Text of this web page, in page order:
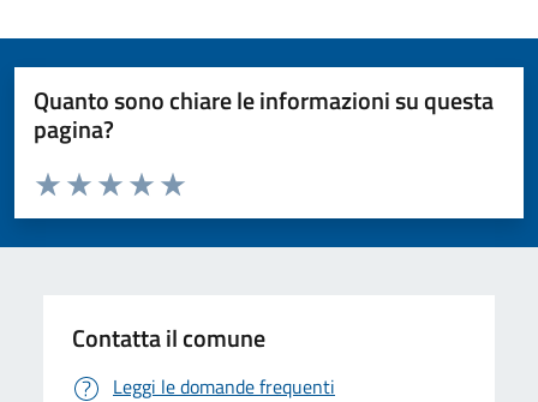
Quanto sono chiare le informazioni su questa
pagina?
Valuta da 1 a 5 stelle la pagina
Valuta 5 stelle su 5
Valuta 4 stelle su 5
Valuta 3 stelle su 5
Valuta 2 stelle su 5
Valuta 1 stelle su 5
Contatta il comune
Leggi le domande frequenti